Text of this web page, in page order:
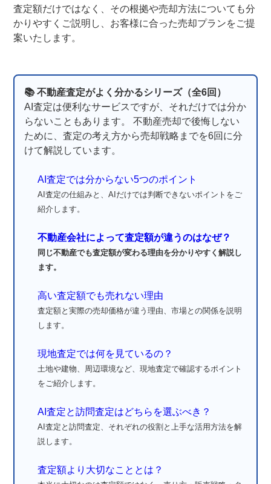
査定額だけではなく、その根拠や売却方法についても分
かりやすくご説明し、お客様に合った売却プランをご提
案いたします。
📚 不動産査定がよく分かるシリーズ（全6回）
AI査定は便利なサービスですが、それだけでは分か
らないこともあります。 不動産売却で後悔しない
ために、査定の考え方から売却戦略までを6回に分
けて解説しています。
AI査定では分からない5つのポイント
AI査定の仕組みと、AIだけでは判断できないポイントをご
紹介します。
不動産会社によって査定額が違うのはなぜ？
同じ不動産でも査定額が変わる理由を分かりやすく解説し
ます。
高い査定額でも売れない理由
査定額と実際の売却価格が違う理由、市場との関係を説明
します。
現地査定では何を見ているの？
土地や建物、周辺環境など、現地査定で確認するポイント
をご紹介します。
AI査定と訪問査定はどちらを選ぶべき？
AI査定と訪問査定、それぞれの役割と上手な活用方法を解
説します。
査定額より大切なこととは？